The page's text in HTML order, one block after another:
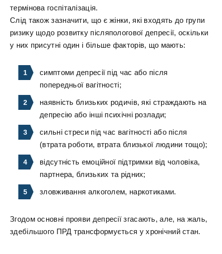
термінова госпіталізація.
Слід також зазначити, що є жінки, які входять до групи
ризику щодо розвитку післяпологової депресії, оскільки
у них присутні один і більше факторів, що мають:
симптоми депресії під час або після
попередньої вагітності;
наявність близьких родичів, які страждають на
депресію або інші психічні розлади;
сильні стреси під час вагітності або після
(втрата роботи, втрата близької людини тощо);
відсутність емоційної підтримки від чоловіка,
партнера, близьких та рідних;
зловживання алкоголем, наркотиками.
Згодом основні прояви депресії згасають, але, на жаль,
здебільшого ПРД трансформується у хронічний стан.